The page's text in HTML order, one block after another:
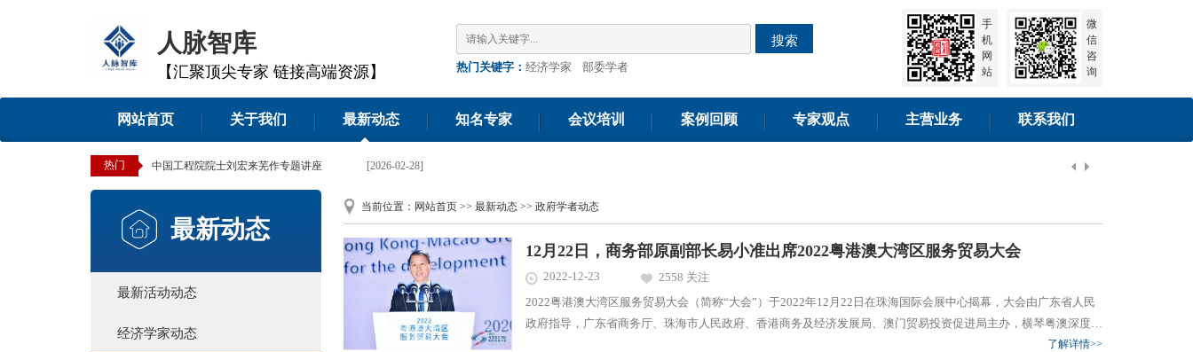
人脉智库
【汇聚顶尖专家 链接高端资源】
搜索
热门关键字： 经济学家 部委学者
微
信
咨
询
手
机
网
站
网站首页 关于我们 最新动态 知名专家 会议培训 案例回顾 专家观点 主营业务 联系我们
热门
中国工程院院士刘宏来芜作专题讲座 [2026-02-28]
最新动态
最新活动动态
经济学家动态
当前位置： 网站首页 >> 最新动态 >> 政府学者动态
12月22日，商务部原副部长易小准出席2022粤港澳大湾区服务贸易大会
2022-12-23
2558 关注
2022粤港澳大湾区服务贸易大会（简称“大会”）于2022年12月22日在珠海国际会展中心揭幕，大会由广东省人民
政府指导，广东省商务厅、珠海市人民政府、香港商务及经济发展局、澳门贸易投资促进局主办，横琴粤澳深度合
作区执行委员会、前海深港现代服务业合作区管理局协办，珠海市商务局承办，中国服务贸易协会、华发集团执
了解详情>>